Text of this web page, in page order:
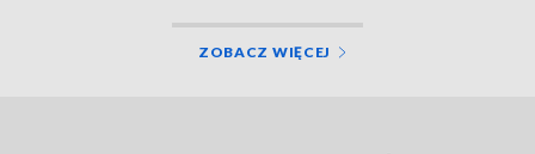
ZOBACZ WIĘCEJ